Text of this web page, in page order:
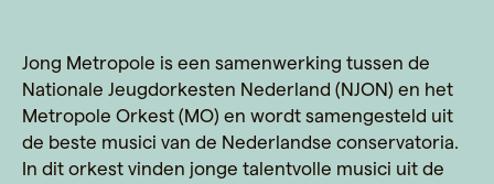
Jong Metropole is een samenwerking tussen de
Nationale Jeugdorkesten Nederland (NJON) en het
Metropole Orkest (MO) en wordt samengesteld uit
de beste musici van de Nederlandse conservatoria.
In dit orkest vinden jonge talentvolle musici uit de